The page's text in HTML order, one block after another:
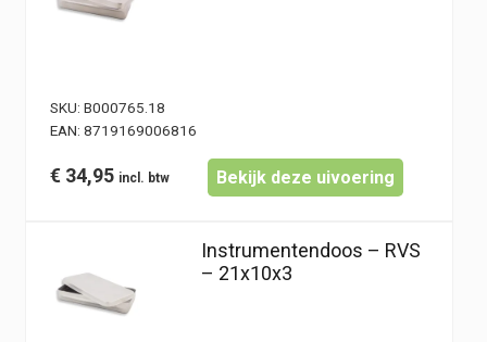
SKU: B000765.18
EAN: 8719169006816
€ 34,95 Bekijk deze uivoering
Instrumentendoos – RVS
– 21x10x3